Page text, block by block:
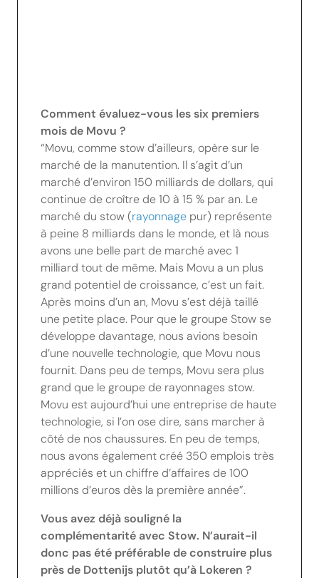
Comment évaluez-vous les six premiers
mois de Movu ?
“Movu, comme stow d’ailleurs, opère sur le
marché de la manutention. Il s’agit d’un
marché d’environ 150 milliards de dollars, qui
continue de croître de 10 à 15 % par an. Le
marché du stow (rayonnage pur) représente
à peine 8 milliards dans le monde, et là nous
avons une belle part de marché avec 1
milliard tout de même. Mais Movu a un plus
grand potentiel de croissance, c’est un fait.
Après moins d’un an, Movu s’est déjà taillé
une petite place. Pour que le groupe Stow se
développe davantage, nous avions besoin
d’une nouvelle technologie, que Movu nous
fournit. Dans peu de temps, Movu sera plus
grand que le groupe de rayonnages stow.
Movu est aujourd’hui une entreprise de haute
technologie, si l’on ose dire, sans marcher à
côté de nos chaussures. En peu de temps,
nous avons également créé 350 emplois très
appréciés et un chiffre d’affaires de 100
millions d’euros dès la première année”.
Vous avez déjà souligné la
complémentarité avec Stow. N’aurait-il
donc pas été préférable de construire plus
près de Dottenijs plutôt qu’à Lokeren ?